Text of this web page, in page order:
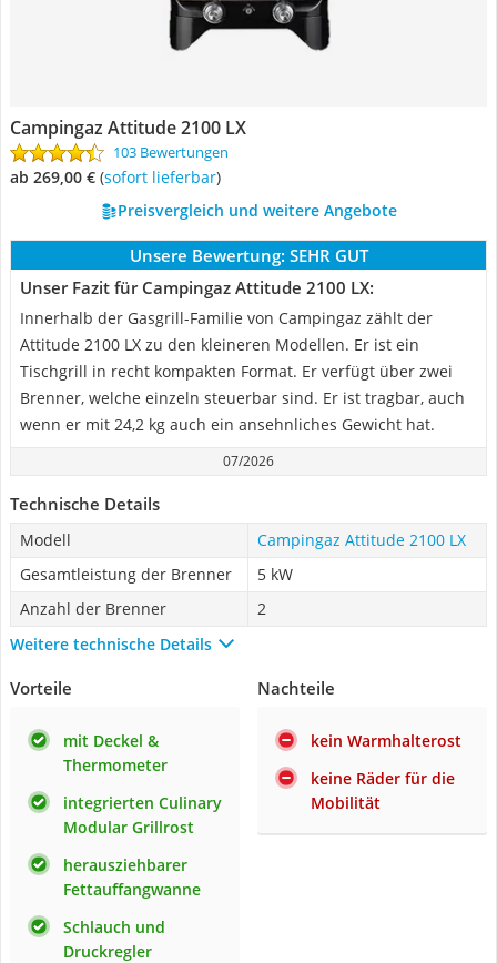
Campingaz Attitude 2100 LX
103 Bewertungen
ab 269,00 € ( Sofort lieferbar)
Preisvergleich und weitere Angebote
Unsere Bewertung: SEHR GUT
Unser Fazit für Campingaz Attitude 2100 LX:
Innerhalb der Gasgrill-Familie von Campingaz zählt der
Attitude 2100 LX zu den kleineren Modellen. Er ist ein
Tischgrill in recht kompakten Format. Er verfügt über zwei
Brenner, welche einzeln steuerbar sind. Er ist tragbar, auch
wenn er mit 24,2 kg auch ein ansehnliches Gewicht hat.
07/2026
Technische Details
Modell
Campingaz Attitude 2100 LX
Gesamtleistung der Brenner
5 kW
Anzahl der Brenner
2
Weitere technische Details
Vorteile
mit Deckel &
Thermometer
integrierten Culinary
Modular Grillrost
herausziehbarer
Fettauffangwanne
Schlauch und
Druckregler
Nachteile
kein Warmhalterost
keine Räder für die
Mobilität